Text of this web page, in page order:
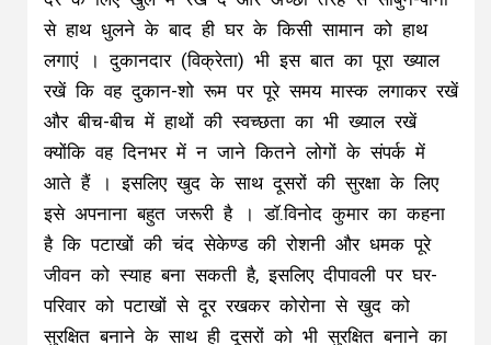
से हाथ धुलने के बाद ही घर के किसी सामान को हाथ
लगाएं । दुकानदार (विक्रेता) भी इस बात का पूरा ख्याल
रखें कि वह दुकान-शो रूम पर पूरे समय मास्क लगाकर रखें
और बीच-बीच में हाथों की स्वच्छता का भी ख्याल रखें
क्योंकि वह दिनभर में न जाने कितने लोगों के संपर्क में
आते हैं । इसलिए खुद के साथ दूसरों की सुरक्षा के लिए
इसे अपनाना बहुत जरूरी है । डॉ.विनोद कुमार का कहना
है कि पटाखों की चंद सेकेण्ड की रोशनी और धमक पूरे
जीवन को स्याह बना सकती है, इसलिए दीपावली पर घर-
परिवार को पटाखों से दूर रखकर कोरोना से खुद को
सुरक्षित बनाने के साथ ही दूसरों को भी सुरक्षित बनाने का